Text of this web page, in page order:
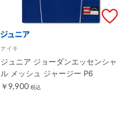
ナイキ
ジュニア ジョーダンエッセンシャ
ル メッシュ ジャージー P6
￥9,900 税込